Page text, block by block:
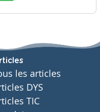
les articles
DYS
TIC